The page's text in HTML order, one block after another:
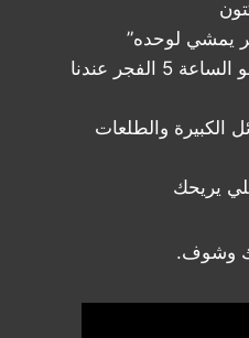
يمشي لوحده”
خدمة 24 ساعة، حتى لو الساعة 5 الفجر عندنا
الكبيرة والطلعات
يريحك
وشوف.